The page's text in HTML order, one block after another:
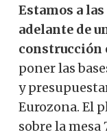
Estamos a
adelante de
construcción
poner las
y
Eurozona. El
sobre la mesa